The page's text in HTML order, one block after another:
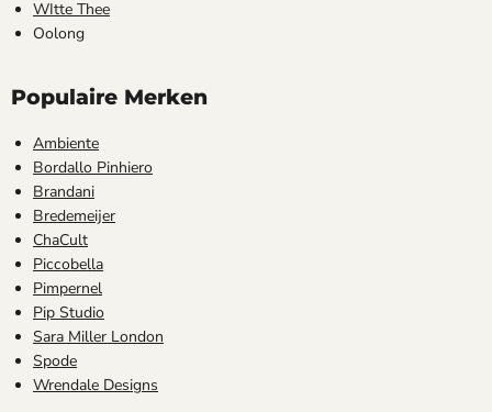
WItte Thee
Oolong
Populaire Merken
Ambiente
Bordallo Pinhiero
Brandani
Bredemeijer
ChaCult
Piccobella
Pimpernel
Pip Studio
Sara Miller London
Spode
Wrendale Designs